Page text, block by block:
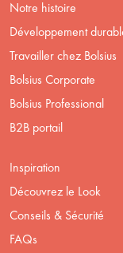
Notre histoire
Développement
Travailler chez Bolsius
Bolsius Corporate
Bolsius Professional
B2B portail
Inspiration
Découvrez le Look
Conseils & Sécurité
FAQs